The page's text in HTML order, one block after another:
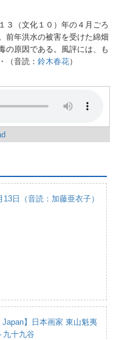
３（文化１０）年の４月ごろ
前年洪水の被害を受けた綿畑
の原因である。風評には、も
（音読： 鈴木春花）
13日（音読：加藤亜衣子）
Japan】日本画家 東山魁夷
九十九谷